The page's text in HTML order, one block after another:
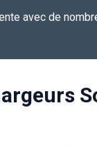
avec de